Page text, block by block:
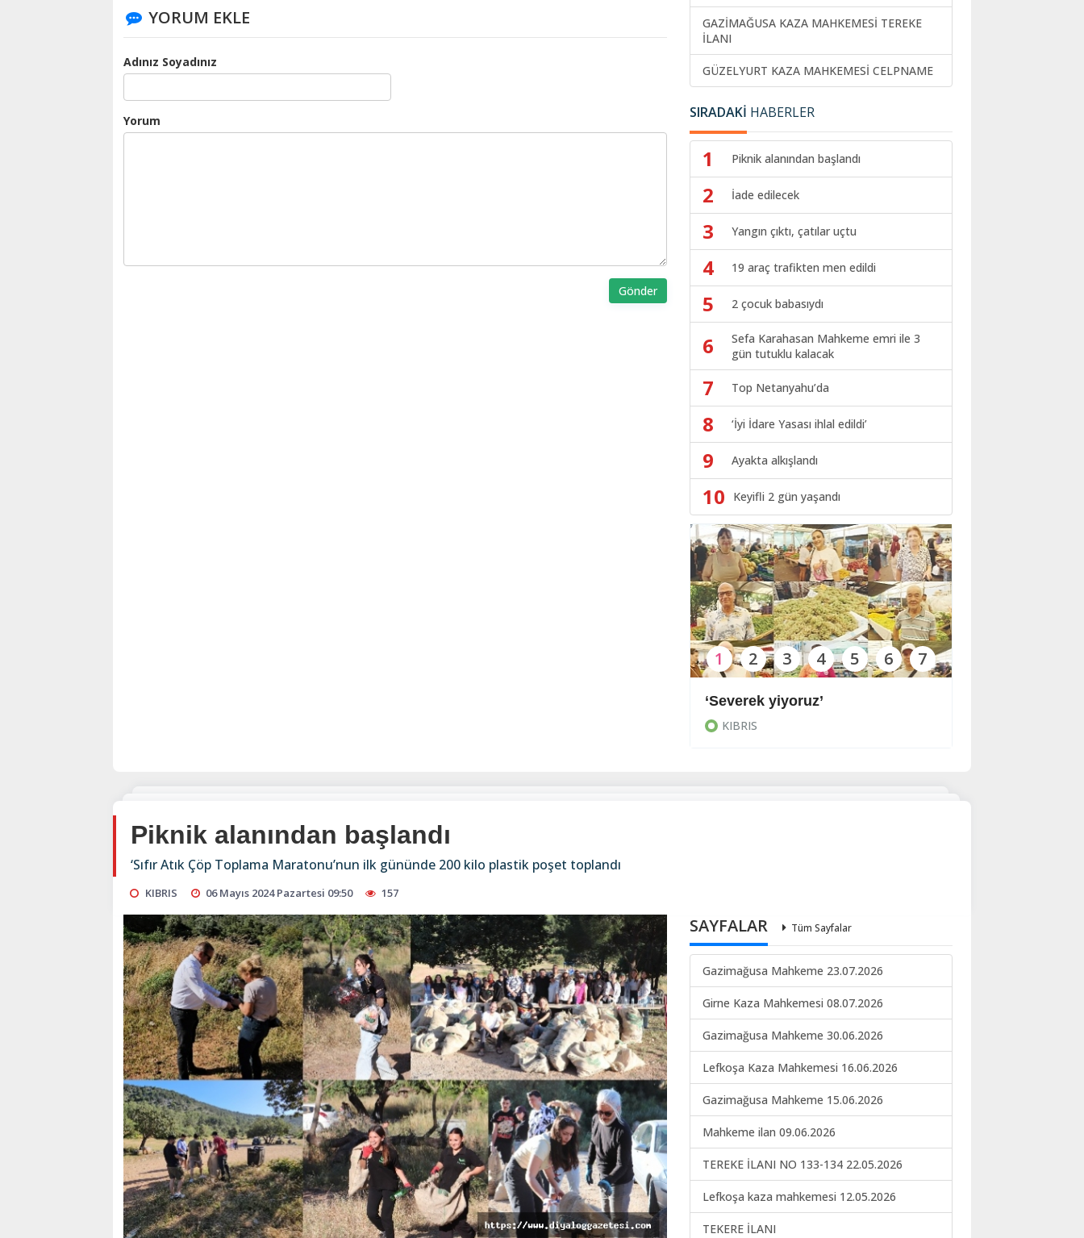
YORUM EKLE
Adınız Soyadınız
Yorum
Gönder
GAZİMAĞUSA KAZA MAHKEMESİ TEREKE
İLANI
GÜZELYURT KAZA MAHKEMESİ CELPNAME
SIRADAKİ HABERLER
1 Piknik alanından başlandı
2 İade edilecek
3 Yangın çıktı, çatılar uçtu
4 19 araç trafikten men edildi
5 2 çocuk babasıydı
6
Sefa Karahasan Mahkeme emri ile 3
gün tutuklu kalacak
7 Top Netanyahu’da
8 ‘İyi İdare Yasası ihlal edildi’
9 Ayakta alkışlandı
10 Keyifli 2 gün yaşandı
‘Severek yiyoruz’
KIBRIS
1 2 3 4 5 6 7
Piknik alanından başlandı
‘Sıfır Atık Çöp Toplama Maratonu’nun ilk gününde 200 kilo plastik poşet toplandı
KIBRIS 06 Mayıs 2024 Pazartesi 09:50 157
SAYFALAR Tüm Sayfalar
Gazimağusa Mahkeme 23.07.2026
Girne Kaza Mahkemesi 08.07.2026
Gazimağusa Mahkeme 30.06.2026
Lefkoşa Kaza Mahkemesi 16.06.2026
Gazimağusa Mahkeme 15.06.2026
Mahkeme ilan 09.06.2026
TEREKE İLANI NO 133-134 22.05.2026
Lefkoşa kaza mahkemesi 12.05.2026
TEKERE İLANI